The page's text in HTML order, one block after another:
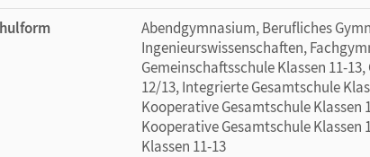
Abendgymnasium, Berufliches
Ingenieurswissenschaften,
Gemeinschaftsschule Klassen 11-
12/13, Integrierte Gesamtschule
Kooperative Gesamtschule Klassen
Kooperative Gesamtschule Klassen
Klassen 11-13